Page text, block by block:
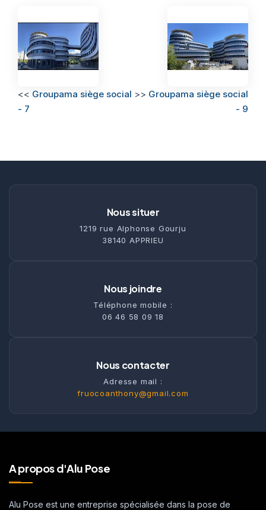
<< Groupama siège social
- 7
>> Groupama siège social
- 9
Nous situer
1219 rue Alphonse Gourju
38140 APPRIEU
Nous joindre
Téléphone mobile :
06 46 58 09 18
Nous contacter
Adresse mail :
fruocoanthony@gmail.com
A propos d'Alu Pose
Alu Pose est une entreprise spécialisée dans la pose de